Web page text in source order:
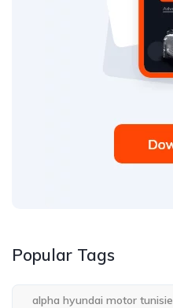
Popular Tags
alpha hyundai motor tunisie